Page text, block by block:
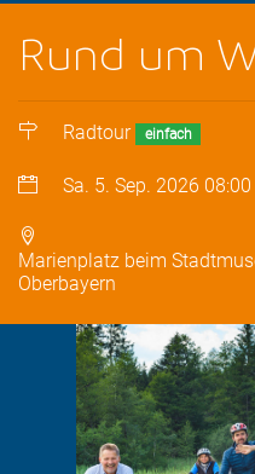
Rund um
Radtour einfach
Sa. 5. Sep. 2026 08:00
Marienplatz beim
Oberbayern